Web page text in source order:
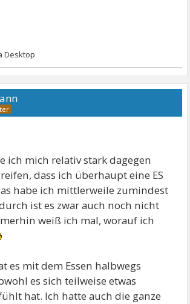
ich mich relativ stark dagegen
dass ich überhaupt eine ES
habe ich mittlerweile zumindest
ist es zwar auch noch nicht
weiß ich mal, worauf ich
es mit dem Essen halbwegs
es sich teilweise etwas
hat. Ich hatte auch die ganze